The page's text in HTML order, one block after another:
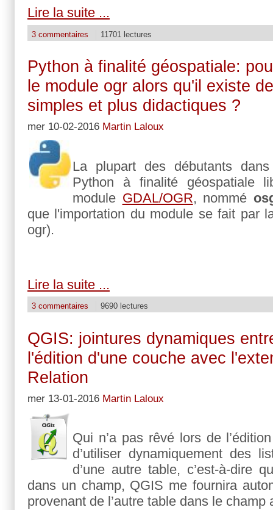
Lire la suite ...
3 commentaires 11701 lectures
Python à finalité géospatiale:
le module ogr alors qu'il existe
simples et plus didactiques ?
mer 10-02-2016 Martin Laloux
La plupart des débutants
Python à finalité géospatiale
module GDAL/OGR, nommé
que l'importation du module se fait par
ogr).
Lire la suite ...
3 commentaires 9690 lectures
QGIS: jointures dynamiques
l'édition d'une couche avec
Relation
mer 13-01-2016 Martin Laloux
Qui n’a pas rêvé lors de
d’utiliser dynamiquement des
d’une autre table, c’est-à-dire
dans un champ, QGIS me fournira
provenant de l’autre table dans le champ